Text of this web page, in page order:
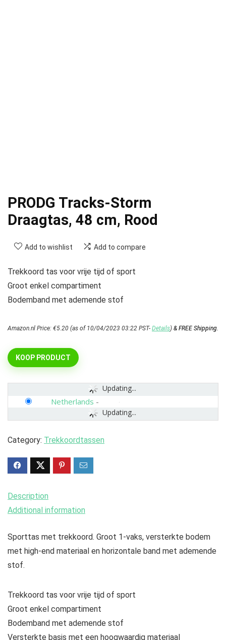
PRODG Tracks-Storm
Draagtas, 48 cm, Rood
Add to wishlist Add to compare
Trekkoord tas voor vrije tijd of sport
Groot enkel compartiment
Bodemband met ademende stof
Amazon.nl Price: €5.20 (as of 10/04/2023 03:22 PST- Details) & FREE Shipping.
KOOP PRODUCT
Updating...
Updating...
Netherlands -
Category: Trekkoordtassen
Description
Additional information
Sporttas met trekkoord. Groot 1-vaks, versterkte bodem
met high-end materiaal en horizontale band met ademende
stof.
Trekkoord tas voor vrije tijd of sport
Groot enkel compartiment
Bodemband met ademende stof
Versterkte basis met een hoogwaardig materiaal